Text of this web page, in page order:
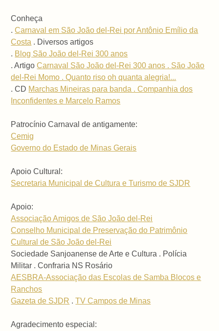
Conheça
.Carnaval em São João del-Rei por Antônio Emílio da
Costa . Diversos artigos
. Blog São João del-Rei 300 anos
. ArtigoCarnaval São João del-Rei 300 anos . São João
del-Rei Momo . Quanto riso oh quanta alegria!...
. CD Marchas Mineiras para banda . Companhia dos
Inconfidentes e Marcelo Ramos
Patrocínio Carnaval de antigamente:
Cemig
Governo do Estado de Minas Gerais
Apoio Cultural:
Secretaria Municipal de Cultura e Turismo de SJDR
Apoio:
Associação Amigos de São João del-Rei
Conselho Municipal de Preservação do Patrimônio
Cultural de São João del-Rei
Sociedade Sanjoanense de Arte e Cultura . Polícia
Militar . Confraria NS Rosário
AESBRA-Associação das Escolas de Samba Blocos e
Ranchos
Gazeta de SJDR .TV Campos de Minas
Agradecimento especial: